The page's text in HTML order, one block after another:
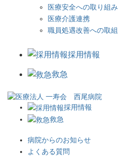
医療安全への取り組み
医療介護連携
職員処遇改善への取組
採用情報
救急
採用情報
救急
病院からのお知らせ
よくある質問